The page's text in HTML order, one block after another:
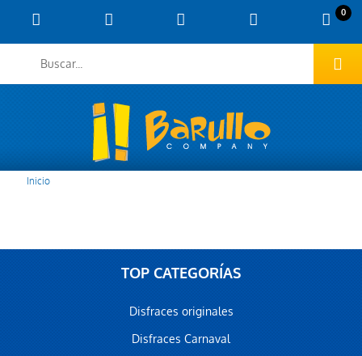
0
Inicio
TOP CATEGORÍAS
Disfraces originales
Disfraces Carnaval